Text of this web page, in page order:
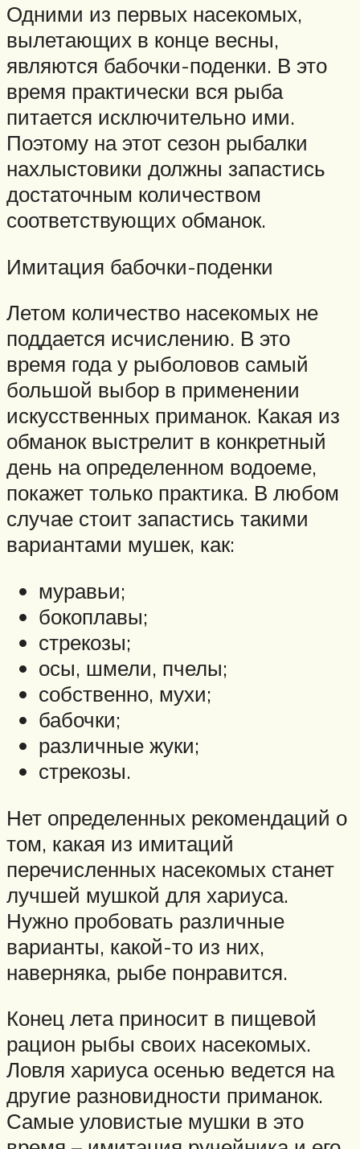
Одними из первых насекомых,
вылетающих в конце весны,
являются бабочки-поденки. В это
время практически вся рыба
питается исключительно ими.
Поэтому на этот сезон рыбалки
нахлыстовики должны запастись
достаточным количеством
соответствующих обманок.
Имитация бабочки-поденки
Летом количество насекомых не
поддается исчислению. В это
время года у рыболовов самый
большой выбор в применении
искусственных приманок. Какая из
обманок выстрелит в конкретный
день на определенном водоеме,
покажет только практика. В любом
случае стоит запастись такими
вариантами мушек, как:
муравьи;
бокоплавы;
стрекозы;
осы, шмели, пчелы;
собственно, мухи;
бабочки;
различные жуки;
стрекозы.
Нет определенных рекомендаций о
том, какая из имитаций
перечисленных насекомых станет
лучшей мушкой для хариуса.
Нужно пробовать различные
варианты, какой-то из них,
наверняка, рыбе понравится.
Конец лета приносит в пищевой
рацион рыбы своих насекомых.
Ловля хариуса осенью ведется на
другие разновидности приманок.
Самые уловистые мушки в это